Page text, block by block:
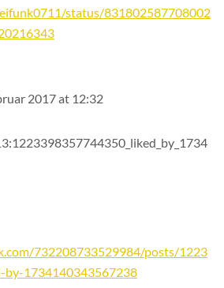
status/831802587708002
2017 at 12:32
732208733529984/posts/1223
by-1734140343567238